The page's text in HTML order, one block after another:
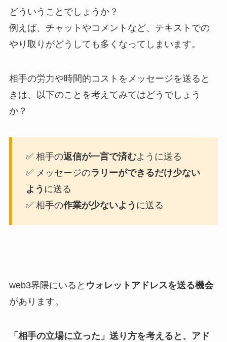
どういうことでしょうか？
例えば、チャットやコメントなど、テキストでの
やり取りがどうしても多くなってしまいます。
相手の労力や時間的コストをメッセージを送ると
きは、以下のことを考えてみてはどうでしょう
か？
✅ 相手の返信が一言で済むように送る
✅ メッセージのラリーができるだけ少ない
よう に送る
✅ 相手の作業が少ないよう に送る
web3界隈にいると ウォレットアドレスを送る機会
があります。
「相手の立場に立った」送り方を考えると、アド